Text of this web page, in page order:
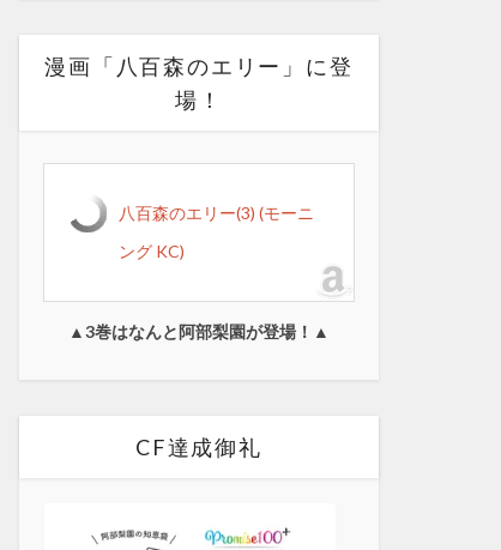
漫画「八百森のエリー」に登
場！
八百森のエリー(3) (モーニ
ング KC)
▲3巻はなんと阿部梨園が登場！▲
CF達成御礼